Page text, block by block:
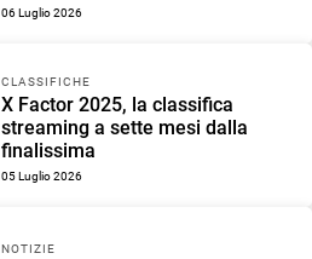
06 Luglio 2026
CLASSIFICHE
X Factor 2025, la classifica
streaming a sette mesi dalla
finalissima
05 Luglio 2026
NOTIZIE